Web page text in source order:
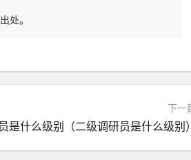
处。
下一
是什么级别（二级调研员是什么级别